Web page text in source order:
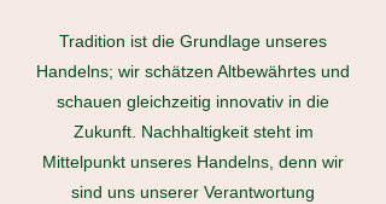
Tradition ist die Grundlage unseres
Handelns; wir schätzen Altbewährtes und
schauen gleichzeitig innovativ in die
Zukunft. Nachhaltigkeit steht im
Mittelpunkt unseres Handelns, denn wir
sind uns unserer Verantwortung